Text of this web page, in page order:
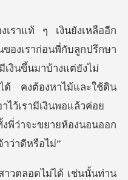
เงินขึ้นมาบ้างแต่ยังไม่
ด้ คงต้องหาไม้และใช้ดิน
ไว้เร
าวตลอดไม่ได้ เช่นนั้นท่